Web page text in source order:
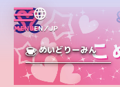
MENUEN／JP
めいどりーみん